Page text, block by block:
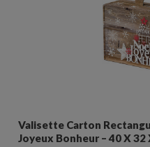
Valisette Carton
Joyeux Bonheur – 40 X 32